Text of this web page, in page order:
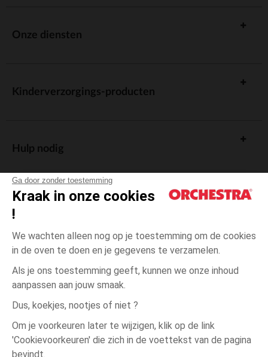
Ga door zonder toestemming
Kraak in onze cookies
!
We wachten alleen nog op je toestemming om de cookies
in de oven te doen en je gegevens te verzamelen.
Als je ons toestemming geeft, kunnen we onze inhoud
aanpassen aan jouw smaak.
Dus, koekjes, nootjes of niet ?
Om je voorkeuren later te wijzigen, klik op de link
'Cookievoorkeuren' die zich in de voettekst van de pagina
bevindt.
Ecru Ecru
3
Onze diensten
Kinderverzorgings-producten
Hulp nodig
Algemene verkoopsvoorwaarden
Wettelijke bepalingen
Persoonsgegevens